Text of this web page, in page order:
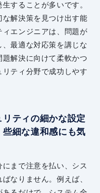
することが多いです。
解決策を見つけ出す能
エンジニアは、問題が
最適な対応策を講じな
解決に向けて柔軟かつ
ティ分野で成功しやす
ティの細かな設定
細な違和感にも気
まで注意を払い、シス
なりません。例えば、